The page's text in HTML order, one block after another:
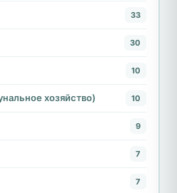
33
30
10
хозяйство) 10
9
7
7